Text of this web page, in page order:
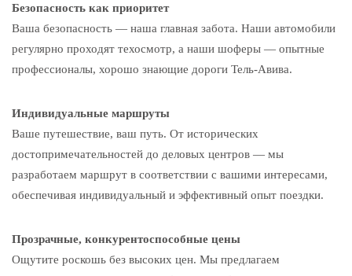
Безопасность как приоритет
Ваша безопасность — наша главная забота. Наши автомобили
регулярно проходят техосмотр, а наши шоферы — опытные
профессионалы, хорошо знающие дороги Тель-Авива.
Индивидуальные маршруты
Ваше путешествие, ваш путь. От исторических
достопримечательностей до деловых центров — мы
разработаем маршрут в соответствии с вашими интересами,
обеспечивая индивидуальный и эффективный опыт поездки.
Прозрачные, конкурентоспособные цены
Ощутите роскошь без высоких цен. Мы предлагаем